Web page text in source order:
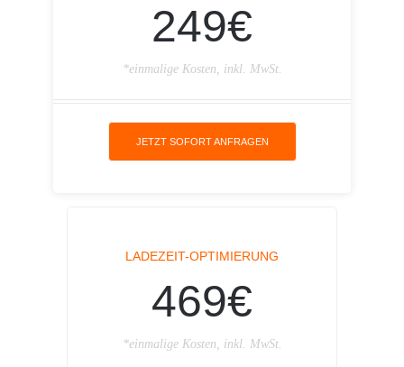
249€
*einmalige Kosten, inkl. MwSt.
JETZT SOFORT ANFRAGEN
LADEZEIT-OPTIMIERUNG
469€
*einmalige Kosten, inkl. MwSt.